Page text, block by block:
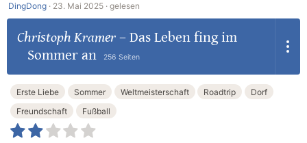
DingDong · 23. Mai 2025 · gelesen
Christoph Kramer– Das Leben fing im
Sommer an
256 Seiten
Erste Liebe Sommer Weltmeisterschaft Roadtrip
Dorf
Freundschaft
Fußball